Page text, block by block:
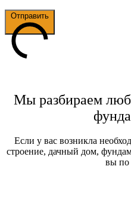
Отправить
Мы разбираем
Если у вас возникла
строение, дачный дом,
вы по